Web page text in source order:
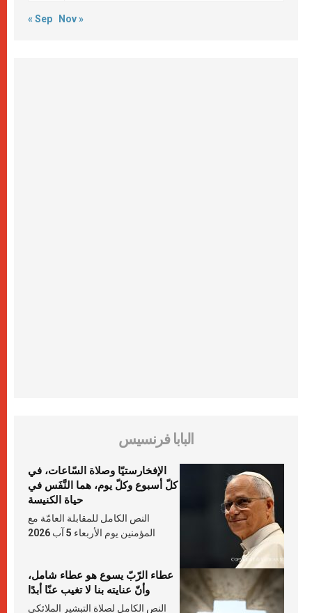
« Sep Nov »
البابا فرنسيس
الإفخارستيّا وصلاة السّاعات، في
كلّ أسبوع وكلّ يوم، هما النَّفَس في
حياة الكنيسة
النص الكامل للمقابلة العامّة مع
المؤمنين يوم الأربعاء 5 آب 2026
عطاء الرّبّ يسوع هو عطاء شامل،
وأنّ عنايته بنا لا تغيب عنّا أبدًا
النص الكامل لصلاة التبشير الملائكي